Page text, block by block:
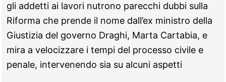
gli addetti ai lavori nutrono parecchi dubbi sulla
Riforma che prende il nome dall’ex ministro della
Giustizia del governo Draghi, Marta Cartabia, e
mira a velocizzare i tempi del processo civile e
penale, intervenendo sia su alcuni aspetti